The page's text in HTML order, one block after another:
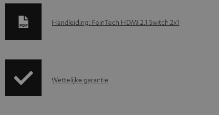
D
l
Handleiding: FeinTech HDMI 2.1 Switch 2x1
G
Wettelijke garantie